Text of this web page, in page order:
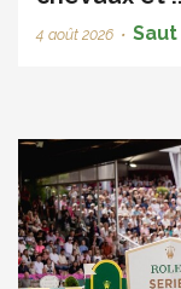
4 août 2026 • Saut